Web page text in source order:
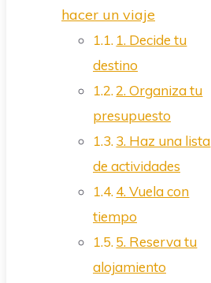
hacer un viaje
1. Decide tu
destino
2. Organiza tu
presupuesto
3. Haz una lista
de actividades
4. Vuela con
tiempo
5. Reserva tu
alojamiento